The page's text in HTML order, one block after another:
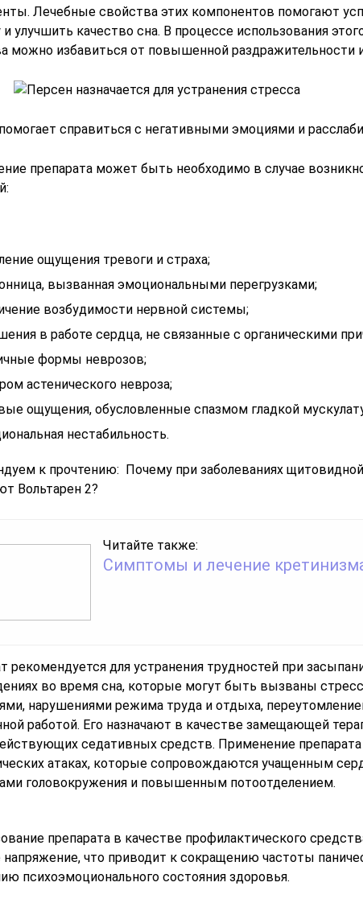
Лечебные свойства этих компонентов помогают
улучшить качество сна. В процессе использования
можно избавиться от повышенной раздражительности
справиться с негативными эмоциями и
препарата может быть необходимо в случае
ощущения тревоги и страха;
вызванная эмоциональными перегрузками;
возбудимости нервной системы;
в работе сердца, не связанные с органическими
формы неврозов;
астенического невроза;
ощущения, обусловленные спазмом гладкой
нестабильность.
к прочтению: Почему при заболеваниях
Вольтарен 2?
Читайте также:
Симптомы и лечение
рекомендуется для устранения трудностей при
во время сна, которые могут быть вызваны
нарушениями режима труда и отдыха,
работой. Его назначают в качестве замещающей
седативных средств. Применение
атаках, которые сопровождаются учащенным
головокружения и повышенным потоотделением.
препарата в качестве профилактического
напряжение, что приводит к сокращению частоты
психоэмоционального состояния здоровья.